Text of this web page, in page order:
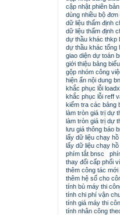
cập nhật phiên
dùng nhiều bộ đơn
dữ liệu thẩm định
dữ liệu thẩm định
dự thầu khác thkp
dự thầu khác tổng
giao diện dự toán
giới thiệu bảng
gộp nhóm công
hiện ẩn nội dung
khắc phục lỗi
khắc phục lỗi reff
kiểm tra các bảng
làm tròn giá trị dự
làm tròn giá trị dự
lưu giá thông báo
lấy dữ liệu chạy
lấy dữ liệu chạy
phím tắt bnsc
thay đổi cấp phối
thêm công tác mới
thêm hệ số cho
tính bù máy thi
tính chi phí vận
tính giá máy thi
tính nhân công